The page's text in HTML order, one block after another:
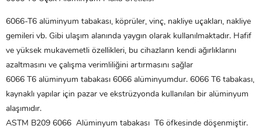
6066-T6 alüminyum tabakası, köprüler, vinç, nakliye uçakları, nakliye
gemileri vb. Gibi ulaşım alanında yaygın olarak kullanılmaktadır. Hafif
ve yüksek mukavemetli özellikleri, bu cihazların kendi ağırlıklarını
azaltmasını ve çalışma verimliliğini artırmasını sağlar
6066 T6 alüminyum tabakası 6066 alüminyumdur. 6066 T6 tabakası,
kaynaklı yapılar için pazar ve ekstrüzyonda kullanılan bir alüminyum
alaşımıdır.
ASTM B209 6066 Alüminyum tabakası T6 öfkesinde döşenmiştir.